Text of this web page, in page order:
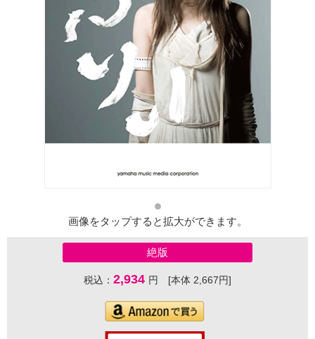
画像をタップすると拡大ができます。
絶版
税込： 2,934 円 [本体 2,667円]